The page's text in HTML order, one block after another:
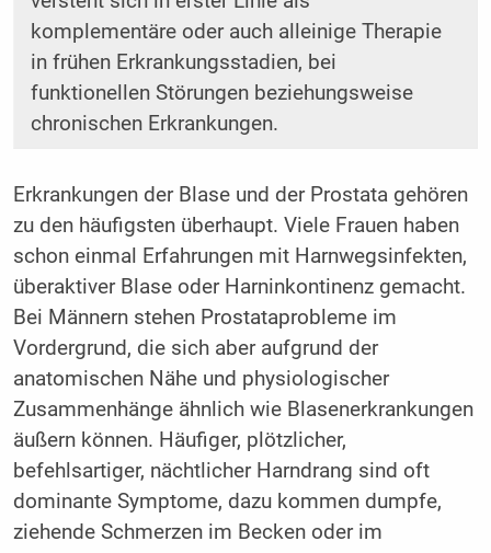
komplementäre oder auch alleinige Therapie
in frühen Erkrankungsstadien, bei
funktionellen Störungen beziehungsweise
chronischen Erkrankungen.
Erkrankungen der Blase und der Prostata gehören
zu den häufigsten überhaupt. Viele Frauen haben
schon einmal Erfahrungen mit Harnwegsinfekten,
überaktiver Blase oder Harninkontinenz gemacht.
Bei Männern stehen Prostataprobleme im
Vordergrund, die sich aber aufgrund der
anatomischen Nähe und physiologischer
Zusammenhänge ähnlich wie Blasenerkrankungen
äußern können. Häufiger, plötzlicher,
befehlsartiger, nächtlicher Harndrang sind oft
dominante Symptome, dazu kommen dumpfe,
ziehende Schmerzen im Becken oder im